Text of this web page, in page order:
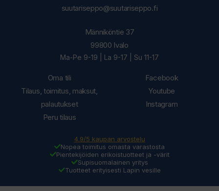
suutariseppo@suutariseppo.fi
Oma tili
Tilaus, toimitus, maksut,
palautukset
Peru tilaus
Männiköntie 37
99800 Ivalo
Ma-Pe 9-19 | La 9-17 | Su 11-17
Facebook
Youtube
Instagram
4.9/5 kaupan arvostelu
Nopea toimitus omasta varastosta
Pientekijöiden erikoistuotteet ja -värit
Supisuomalainen yritys
Tuotteet erityisesti Lapin vesille